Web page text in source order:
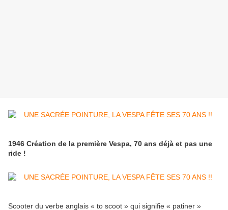
1946 Création de la première Vespa, 70 ans déjà et pas une
ride !
Scooter du verbe anglais « to scoot » qui signifie « patiner »